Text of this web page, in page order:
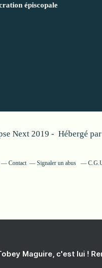
épiscopale
Next 2019 - Hébergé par
Contact Signaler un abus
Maguire, c'est lui !